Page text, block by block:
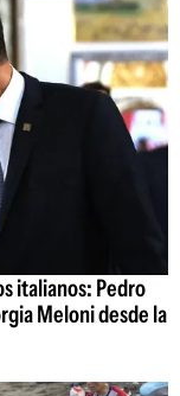
italianos: Pedro
Meloni desde la